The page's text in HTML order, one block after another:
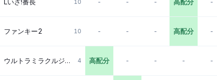
Lいざ!番長 10 - - - 高配分 -
ファンキー2 10 - - - 高配分 -
ウルトラミラクルジャグラー 4 高配分 - - - -